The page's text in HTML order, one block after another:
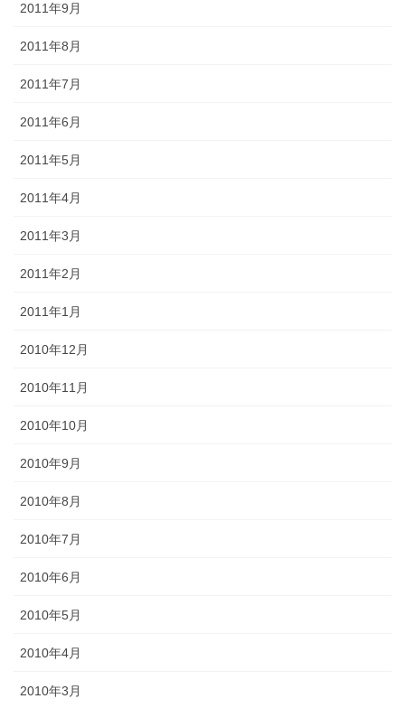
2011年9月
2011年8月
2011年7月
2011年6月
2011年5月
2011年4月
2011年3月
2011年2月
2011年1月
2010年12月
2010年11月
2010年10月
2010年9月
2010年8月
2010年7月
2010年6月
2010年5月
2010年4月
2010年3月